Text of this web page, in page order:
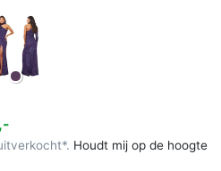
Houdt mij op de hoogte